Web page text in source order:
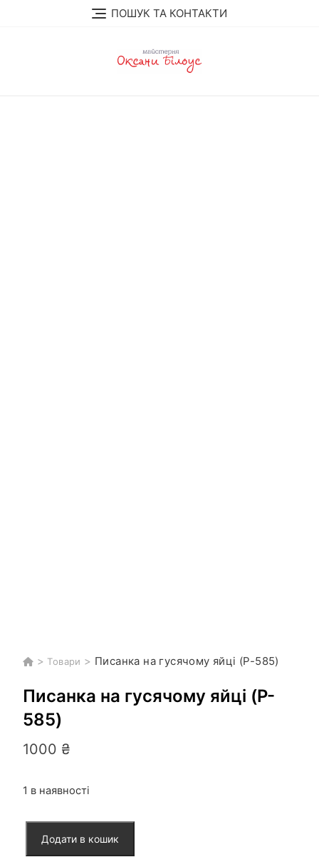
ПОШУК ТА КОНТАКТИ
> Товари > Писанка на гусячому яйці (P-585)
Писанка на гусячому яйці (P-
585)
1000 ₴
1 в наявності
Додати в кошик